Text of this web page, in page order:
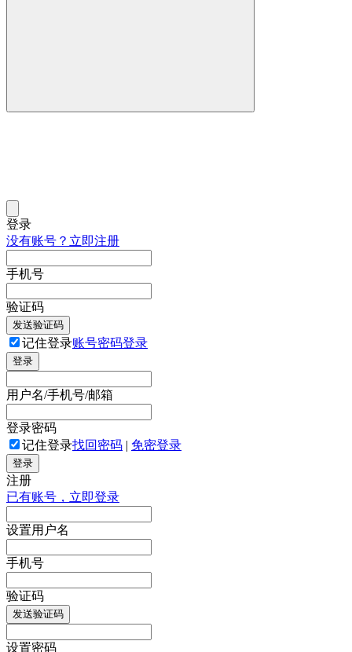
登录
没有账号？立即注册
手机号
验证码
发送验证码
记住登录账号密码登录
登录
用户名/手机号/邮箱
登录密码
记住登录找回密码 | 免密登录
登录
注册
已有账号，立即登录
设置用户名
手机号
验证码
发送验证码
设置密码